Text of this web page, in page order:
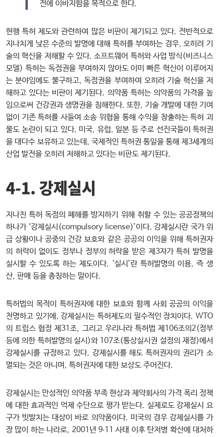
전에 이바지함을 목적으로 한다.
현행 특허 제도와 관련하여 많은 비판이 제기되고 있다. 전반적으로
지나치게 낮은 수준의 발명에 대해 특허를 부여하는 경우, 오히려 기
술의 혁신을 저해할 수 있다. 소프트웨어 특허와 사업 방식(비즈니스
모델) 특허는 독점권을 부여하지 않아도 이미 빠른 혁신이 이루어지
는 분야임에도 불구하고, 독점권을 부여하여 오히려 기술 혁신을 저
해하고 있다는 비판이 제기된다. 의약품 특허는 의약품의 가격을 높
임으로써 건강권과 생명권을 침해한다. 또한, 기술 개발에 대한 기여
없이 기존 특허를 사들여 소송 위협을 통해 수익을 창출하는 특허 괴
물도 논란이 되고 있다. 미국, 유럽, 일본 등 주로 선진국들이 특허권
을 대다수 보유하고 있는데, 국제적인 특허권 통일을 통해 제3세계의
산업 발전을 오히려 저해하고 있다는 비판도 제기된다.
4-1. 강제실시
지나친 특허 독점의 폐해를 방지하기 위해 취할 수 있는 공공정책의
하나가 ‘강제실시(compulsory license)’이다. 강제실시란 국가 위
급 상황이나 공중의 건강 보호와 같은 공공의 이익을 위해 특허권자
의 허락이 없이도 정부나 정부의 허락을 받은 제3자가 특허 발명을
실시할 수 있도록 하는 제도이다. ‘실시’란 특허발명의 이용, 즉 생
산, 판매 등을 총칭하는 말이다.
특허법의 목적이 특허권자에 대한 보호와 함께 사회 공공의 이익을
천명하고 있기에, 강제실시는 특허제도의 필수적인 장치이다. WTO
의 트립스 협정 제31조, 그리고 우리나라 특허법 제106조의2(정부
등에 의한 특허발명의 실시)와 107조(통상실시권 설정의 재정)에서
강제실시를 규정하고 있다. 강제실시를 해도 특허권자의 권리가 소
멸되는 것은 아니며, 특허권자에 대한 보상도 주어진다.
강제실시는 만성적인 의약품 부족 현상과 제약회사의 가격 폭리 정책
에 대한 효과적인 억제 수단으로 평가 받는다. 실제로도 강제실시 요
구가 빗발치는 대상이 바로 의약품이다. 미국의 경우 강제실시를 가
장 많이 하는 나라로, 2001년 9‧11 사태 이후 탄저병 확산에 대처하